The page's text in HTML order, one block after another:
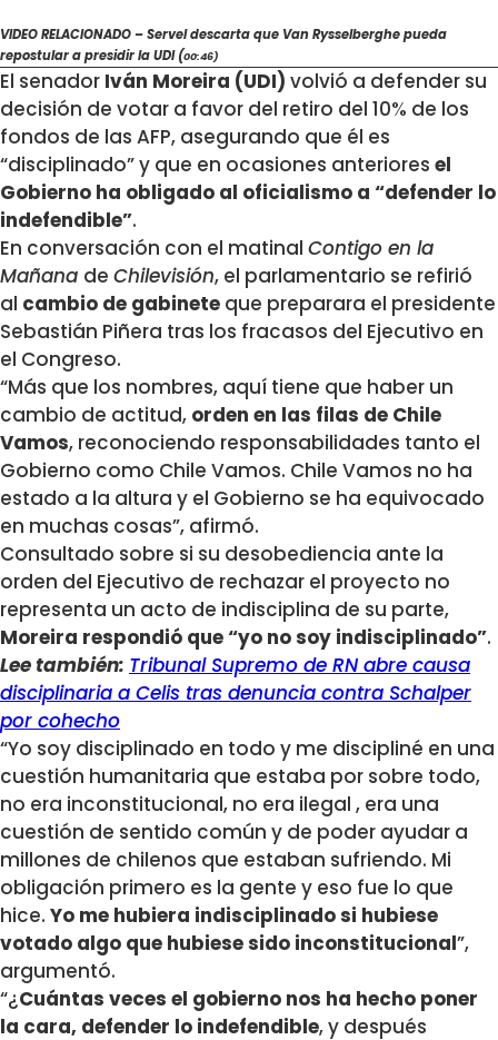
VIDEO RELACIONADO – Servel descarta que Van Rysselberghe pueda
repostular a presidir la UDI (00:46)
El senador Iván Moreira (UDI) volvió a defender su
decisión de votar a favor del retiro del 10% de los
fondos de las AFP, asegurando que él es
“disciplinado” y que en ocasiones anteriores el
Gobierno ha obligado al oficialismo a “defender lo
indefendible”.
En conversación con el matinal Contigo en la
Mañana de Chilevisión, el parlamentario se refirió
al cambio de gabinete que preparara el presidente
Sebastián Piñera tras los fracasos del Ejecutivo en
el Congreso.
“Más que los nombres, aquí tiene que haber un
cambio de actitud, orden en las filas de Chile
Vamos, reconociendo responsabilidades tanto el
Gobierno como Chile Vamos. Chile Vamos no ha
estado a la altura y el Gobierno se ha equivocado
en muchas cosas”, afirmó.
Consultado sobre si su desobediencia ante la
orden del Ejecutivo de rechazar el proyecto no
representa un acto de indisciplina de su parte,
Moreira respondió que “yo no soy indisciplinado”.
Lee también: Tribunal Supremo de RN abre causa
disciplinaria a Celis tras denuncia contra Schalper
por cohecho
“Yo soy disciplinado en todo y me discipliné en una
cuestión humanitaria que estaba por sobre todo,
no era inconstitucional, no era ilegal , era una
cuestión de sentido común y de poder ayudar a
millones de chilenos que estaban sufriendo. Mi
obligación primero es la gente y eso fue lo que
hice. Yo me hubiera indisciplinado si hubiese
votado algo que hubiese sido inconstitucional”,
argumentó.
“¿Cuántas veces el gobierno nos ha hecho poner
la cara, defender lo indefendible, y después